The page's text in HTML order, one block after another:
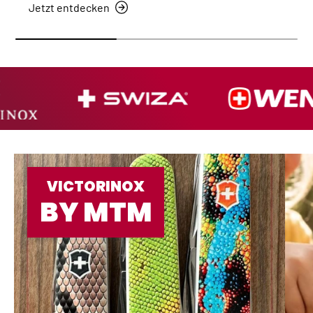
Jetzt entdecken
VICTORINOX
BY MTM